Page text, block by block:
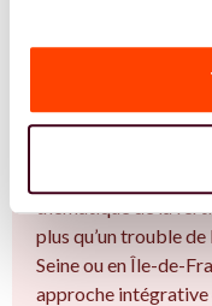
Vous êtes
(SOPK) ?
Vous êtes
thématique de la
plus qu’un trouble
Seine ou en Île-de-
approche intégrative